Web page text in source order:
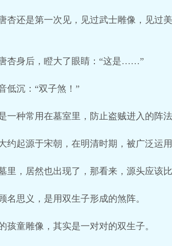
杏还是第一次见，见过武士雕像，见过
杏身后，瞪大了眼睛：“这是……”
低沉：“双子煞！”
一种常用在墓室里，防止盗贼进入的阵法
约起源于宋朝，在明清时期，被广泛运用
里，居然也出现了，那看来，源头应该
名思义，是用双生子形成的煞阵。
孩童雕像，其实是一对对的双生子。